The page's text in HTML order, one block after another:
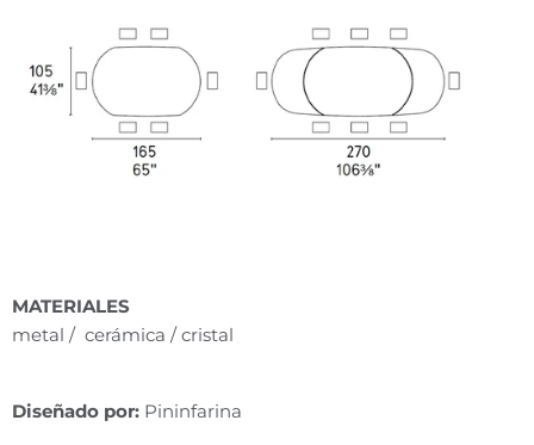
MATERIALES
metal / cerámica / cristal
Diseñado por: Pininfarina